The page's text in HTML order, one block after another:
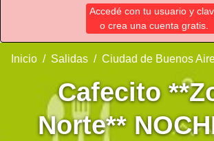
Accedé con tu usuario y
o crea una cuenta gratis.
Inicio Salidas Ciudad de Buenos
Cafecito
Norte**